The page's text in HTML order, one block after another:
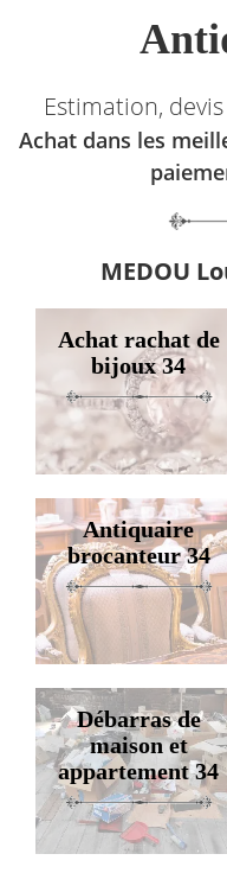
Estimation,
Achat dans les
MEDOU
Achat rachat de
bijoux 34
Antiquaire
brocanteur 34
Débarras de
maison et
appartement 34